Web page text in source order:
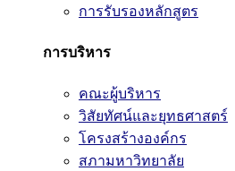
การรับรองหลักสูตร
การบริหาร
คณะผู้บริหาร
วิสัยทัศน์และยุทธศาสตร์
โครงสร้างองค์กร
สภามหาวิทยาลัย